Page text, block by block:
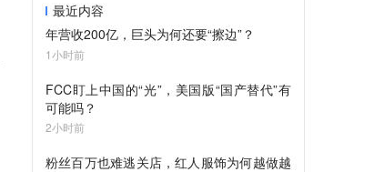
最近内容
年营收200亿，巨头为何还要“擦边”？
1小时前
FCC盯上中国的“光”，美国版“国产替代”有
可能吗？
2小时前
粉丝百万也难逃关店，红人服饰为何越做越